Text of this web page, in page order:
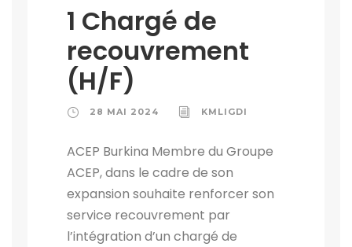
1 Chargé de
recouvrement
(H/F)
28 MAI 2024 KMLIGDI
ACEP Burkina Membre du Groupe
ACEP, dans le cadre de son
expansion souhaite renforcer son
service recouvrement par
l’intégration d’un chargé de